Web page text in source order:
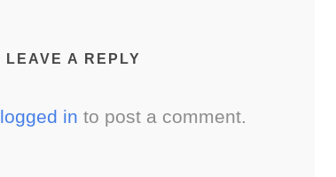
LEAVE A REPLY
logged in to post a comment.